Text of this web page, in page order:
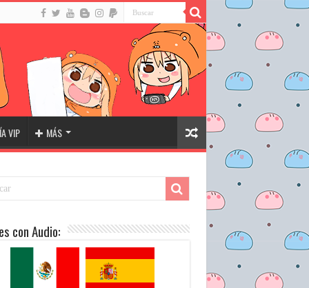
VIP MÁS
con Audio: